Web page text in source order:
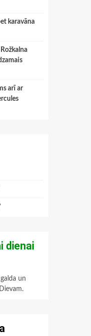
karavāna
arī ar
dienai
un